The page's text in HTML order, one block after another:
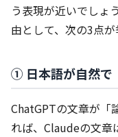
う表現が近いでしょ
由として、次の3点が
① 日本語が自然で
ChatGPTの文章が「
れば、Claudeの文章